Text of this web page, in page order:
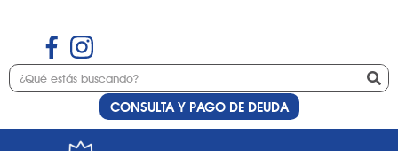
CONSULTA Y PAGO DE DEUDA